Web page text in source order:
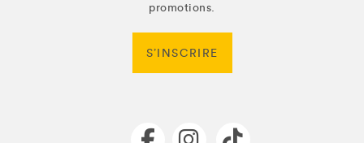
promotions.
S’INSCRIRE